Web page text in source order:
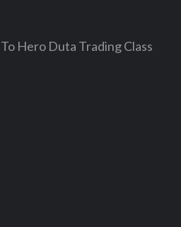
Hero Duta Trading Class